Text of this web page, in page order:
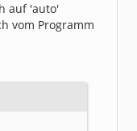
auf 'auto'
vom Programm